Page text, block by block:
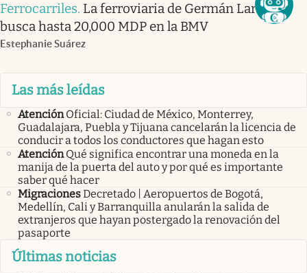
Ferrocarriles. La ferroviaria de Germán Larrea
busca hasta 20,000 MDP en la BMV
Estephanie Suárez
Las más leídas
Atención Oficial: Ciudad de México, Monterrey,
Guadalajara, Puebla y Tijuana cancelarán la licencia de
conducir a todos los conductores que hagan esto
Atención Qué significa encontrar una moneda en la
manija de la puerta del auto y por qué es importante
saber qué hacer
MigracionesDecretado | Aeropuertos de Bogotá,
Medellín, Cali y Barranquilla anularán la salida de
extranjeros que hayan postergado la renovación del
pasaporte
Últimas noticias